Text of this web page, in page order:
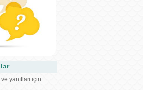
yanıtları için